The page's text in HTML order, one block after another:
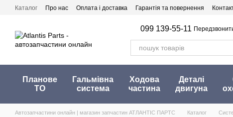
Перейти до основного контенту
Каталог Про нас Оплата і доставка Гарантія та повернення
099 139-55-11
Планове
ТО
Гальмівна
система
Ходова
частина
Деталі
двигуна
Автозапчастини онлайн | магазин запчастин АТЛАНТІС ПАРТС Каталог